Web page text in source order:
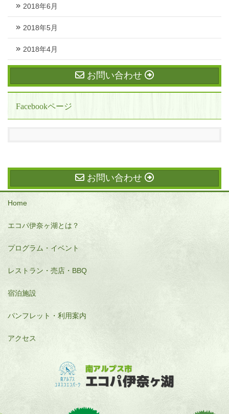
2018年6月
2018年5月
2018年4月
お問い合わせ
Facebookページ
お問い合わせ
Home
エコパ伊奈ヶ湖とは？
プログラム・イベント
レストラン・売店・BBQ
宿泊施設
パンフレット・利用案内
アクセス